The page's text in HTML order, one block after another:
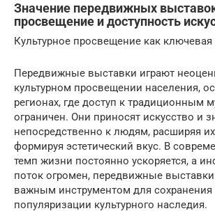
Значение передвижных
просвещение и доступность
Культурное просвещение как ключевая
Передвижные выставки играют
культурном просвещении населения,
регионах, где доступ к традиционным
ограничен. Они приносят искусство и
непосредственно к людям, расширяя их
формируя эстетический вкус. В
темп жизни постоянно ускоряется, а
поток огромен, передвижные выставки
важным инструментом для сохранения
популяризации культурного наследия.